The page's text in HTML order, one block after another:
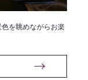
を眺めながらお楽